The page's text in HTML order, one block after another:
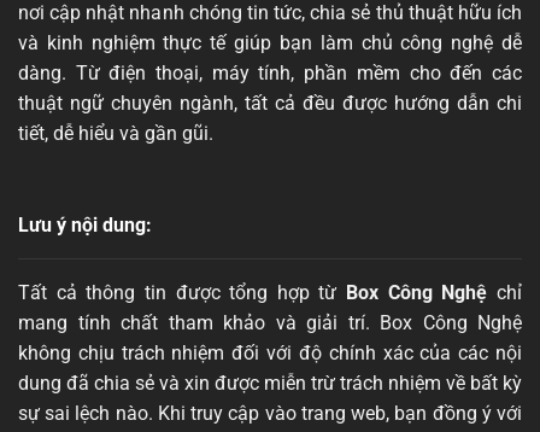
nơi cập nhật nhanh chóng tin tức, chia sẻ thủ thuật hữu ích
và kinh nghiệm thực tế giúp bạn làm chủ công nghệ dễ
dàng. Từ điện thoại, máy tính, phần mềm cho đến các
thuật ngữ chuyên ngành, tất cả đều được hướng dẫn chi
tiết, dễ hiểu và gần gũi.
Lưu ý nội dung:
Tất cả thông tin được tổng hợp từ Box Công Nghệ chỉ
mang tính chất tham khảo và giải trí. Box Công Nghệ
không chịu trách nhiệm đối với độ chính xác của các nội
dung đã chia sẻ và xin được miễn trừ trách nhiệm về bất kỳ
sự sai lệch nào. Khi truy cập vào trang web, bạn đồng ý với